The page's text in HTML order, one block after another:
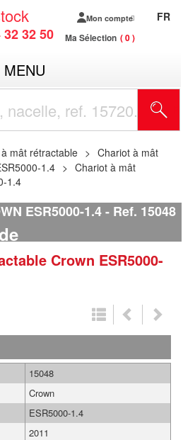
32 32 50
Mon compte
Ma Sélection 0
FR
MENU
mât rétractable
Chariot à mât
1.4
Chariot à mât
1.4
ESR5000-1.4 Ref. 15048
Crown ESR5000-
15048
Crown
ESR5000-1.4
2011